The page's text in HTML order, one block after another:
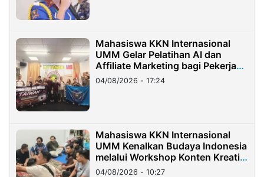
Mahasiswa KKN Internasional
UMM Gelar Pelatihan AI dan
Affiliate Marketing bagi Pekerja
Migran Indonesia di Taiwan
04/08/2026 - 17:24
Mahasiswa KKN Internasional
UMM Kenalkan Budaya Indonesia
melalui Workshop Konten Kreatif
di Taiwan
04/08/2026 - 10:27